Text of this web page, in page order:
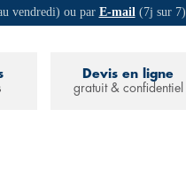
vendredi) ou par E-mail(7j sur 7)
Devis en ligne
gratuit & confidentiel